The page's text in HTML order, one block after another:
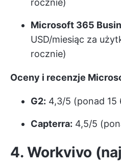
rocznie)
Microsoft 365
USD/miesiąc za
rocznie)
Oceny i recenzje
G2: 4,3/5 (ponad 15
Capterra: 4,5/5
4. Workvivo